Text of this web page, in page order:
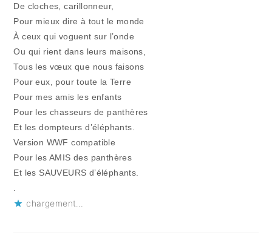
De cloches, carillonneur,
Pour mieux dire à tout le monde
À ceux qui voguent sur l’onde
Ou qui rient dans leurs maisons,
Tous les vœux que nous faisons
Pour eux, pour toute la Terre
Pour mes amis les enfants
Pour les chasseurs de panthères
Et les dompteurs d’éléphants.
Version WWF compatible
Pour les AMIS des panthères
Et les SAUVEURS d’éléphants.
chargement…